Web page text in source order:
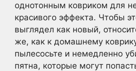
однотонным ковриком для
красивого эффекта. Чтобы
выглядел как новый,
же, как к домашнему
пылесосьте и немедленно
пятна, которые могут